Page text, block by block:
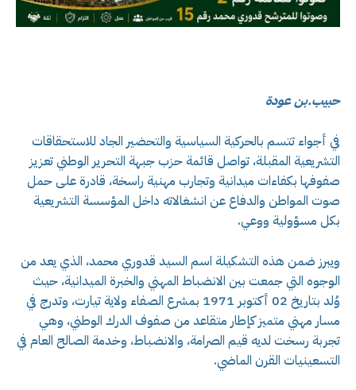
حبيب.بن عودة
في أجواء تتسم بالحركية السياسية والتحضير الجاد للاستحقاقات
التشريعية المقبلة، تواصل قائمة حزب جبهة التحرير الوطني تعزيز
صفوفها بكفاءات ميدانية وتجارب مهنية راسخة، قادرة على حمل
صوت المواطن والدفاع عن انشغالاته داخل المؤسسة التشريعية
بكل مسؤولية ووعي.
ويبرز ضمن هذه التشكيلة اسم السيد قدوري محمد، الذي يعد من
الوجوه التي جمعت بين الانضباط المهني والخبرة الميدانية، حيث
وُلد بتاريخ 02 أكتوبر 1971 بمشرع الصفاء ولاية تيارت، وتدرج في
مسار مهني متميز كإطار متقاعد من صفوف الدرك الوطني، وهي
تجربة رسخت لديه قيم الصرامة، والانضباط، وخدمة الصالح العام في
التسعينيات القرن الماضي.